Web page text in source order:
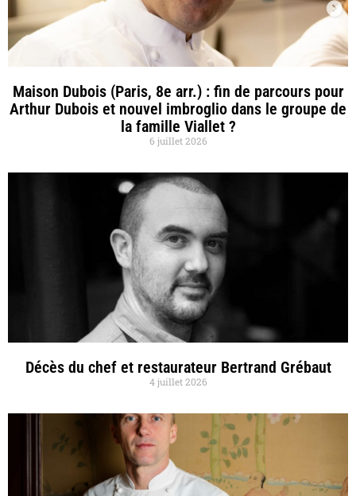
Maison Dubois (Paris, 8e arr.) : fin de parcours pour
Arthur Dubois et nouvel imbroglio dans le groupe de
la famille Viallet ?
6 juillet 2026
Décès du chef et restaurateur Bertrand Grébaut
4 juillet 2026